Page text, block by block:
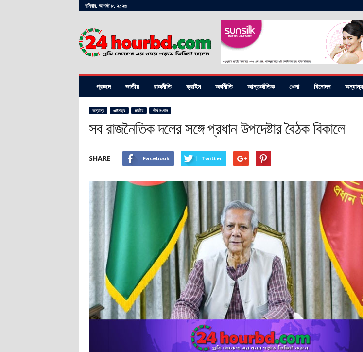
শনিবার, আগস্ট ৮, ২০২৬
প্রচ্ছদ জাতীয় রাজনীতি ক্রাইম অর্থনীতি আন্তর্জাতিক খেলা বিনোদন অন্যান্য
অন্যান্য এইমাত্র জাতীয় শীর্ষ সংবাদ
সব রাজনৈতিক দলের সঙ্গে প্রধান উপদেষ্টার বৈঠক বিকালে
SHARE Facebook Twitter